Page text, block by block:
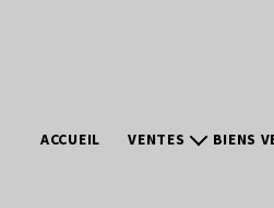
ACCUEIL VENTES BIENS